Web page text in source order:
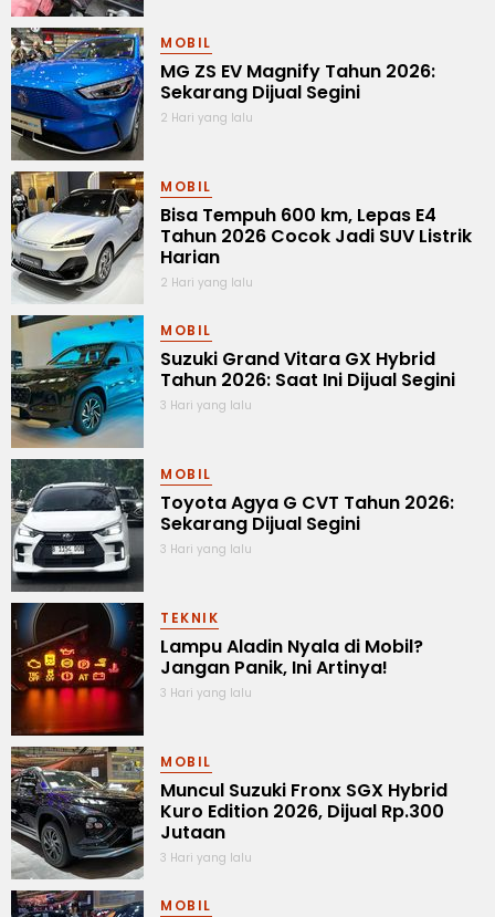
MOBIL
MG ZS EV Magnify Tahun 2026:
Sekarang Dijual Segini
2 Hari yang lalu
MOBIL
Bisa Tempuh 600 km, Lepas E4
Tahun 2026 Cocok Jadi SUV Listrik
Harian
2 Hari yang lalu
MOBIL
Suzuki Grand Vitara GX Hybrid
Tahun 2026: Saat Ini Dijual Segini
3 Hari yang lalu
MOBIL
Toyota Agya G CVT Tahun 2026:
Sekarang Dijual Segini
3 Hari yang lalu
TEKNIK
Lampu Aladin Nyala di Mobil?
Jangan Panik, Ini Artinya!
3 Hari yang lalu
MOBIL
Muncul Suzuki Fronx SGX Hybrid
Kuro Edition 2026, Dijual Rp.300
Jutaan
3 Hari yang lalu
MOBIL